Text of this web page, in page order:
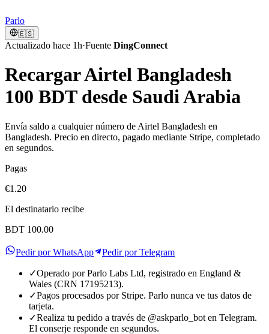
Parlo
🇪🇸
Actualizado hace 1h·Fuente DingConnect
Recargar Airtel Bangladesh
100 BDT desde Saudi Arabia
Envía saldo a cualquier número de Airtel Bangladesh en
Bangladesh. Precio en directo, pagado mediante Stripe, completado
en segundos.
Pagas
€1.20
El destinatario recibe
BDT 100.00
Pedir por WhatsApp Pedir por Telegram
✓Operado por Parlo Labs Ltd, registrado en England &
Wales (CRN 17195213).
✓Pagos procesados por Stripe. Parlo nunca ve tus datos de
tarjeta.
✓Realiza tu pedido a través de @askparlo_bot en Telegram.
El conserje responde en segundos.